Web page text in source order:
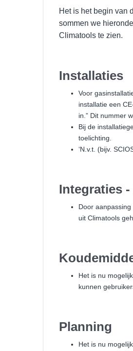
Het is het begin van
sommen we
Climatools te zien.
Installaties
Voor
installatie een
in.” Dit nummer
Bij de
toelichting.
‘N.v.t. (bijv.
Integraties -
Door
uit Climatools
Het is nu
kunnen
Planning
Het is nu